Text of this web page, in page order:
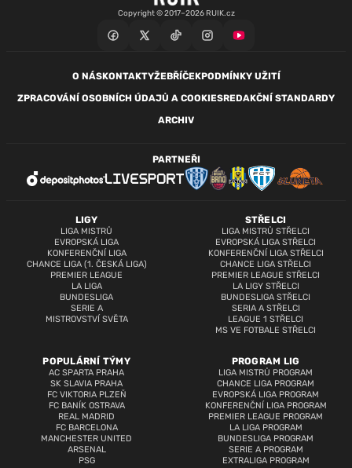
Copyright © 2017–2026 RUIK.cz
O NÁSKONTAKTYŽEBŘÍČEKPODMÍNKY UŽITÍ
ZPRACOVÁNÍ OSOBNÍCH ÚDAJŮ A COOKIESREDAKČNÍ STANDARDY
ARCHIV
LIGY
LIGA MISTRŮ
EVROPSKÁ LIGA
KONFERENČNÍ LIGA
CHANCE LIGA (1. ČESKÁ LIGA)
PREMIER LEAGUE
LA LIGA
BUNDESLIGA
SERIE A
MISTROVSTVÍ SVĚTA
STŘELCI
LIGA MISTRŮ STŘELCI
EVROPSKÁ LIGA STŘELCI
KONFERENČNÍ LIGA STŘELCI
CHANCE LIGA STŘELCI
PREMIER LEAGUE STŘELCI
LA LIGY STŘELCI
BUNDESLIGA STŘELCI
SERIA A STŘELCI
LEAGUE 1 STŘELCI
MS VE FOTBALE STŘELCI
POPULÁRNÍ TÝMY
AC SPARTA PRAHA
SK SLAVIA PRAHA
FC VIKTORIA PLZEŇ
FC BANÍK OSTRAVA
REAL MADRID
FC BARCELONA
MANCHESTER UNITED
ARSENAL
PSG
PROGRAM LIG
LIGA MISTRŮ PROGRAM
CHANCE LIGA PROGRAM
EVROPSKÁ LIGA PROGRAM
KONFERENČNÍ LIGA PROGRAM
PREMIER LEAGUE PROGRAM
LA LIGA PROGRAM
BUNDESLIGA PROGRAM
SERIE A PROGRAM
EXTRALIGA PROGRAM
PARTNEŘI